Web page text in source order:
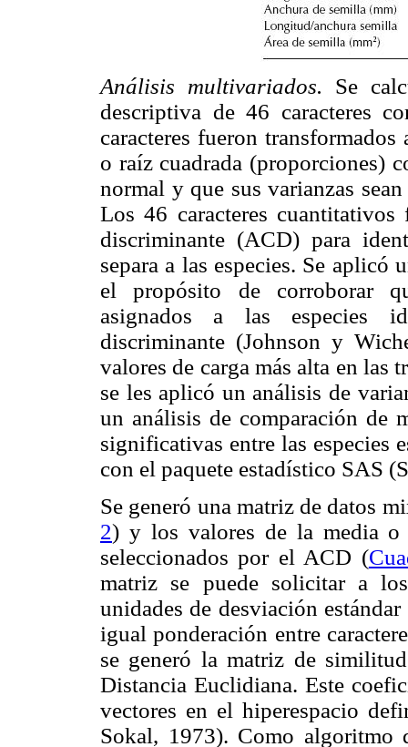
Análisis multivariados. Se
descriptiva de 46 caracteres
caracteres fueron
o raíz cuadrada (proporciones)
normal y que sus varianzas
Los 46 caracteres
discriminante (ACD) para
separa a las especies. Se
el propósito de corroborar
asignados a las especies
discriminante (Johnson y
valores de carga más alta en las
se les aplicó un análisis de
un análisis de comparación de
significativas entre las especies
con el paquete estadístico SAS
Se generó una matriz de datos
2) y los valores de la media o
seleccionados por el ACD (
matriz se puede solicitar a
unidades de desviación
igual ponderación entre
se generó la matriz de
Distancia Euclidiana. Este
vectores en el hiperespacio
Sokal, 1973). Como algoritmo